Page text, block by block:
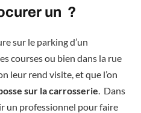
un ?
sur le parking d’un
courses ou bien dans la rue
leur rend visite, et que l’on
sur la carrosserie. Dans
un professionnel pour faire